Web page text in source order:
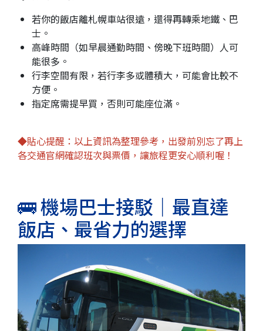
若你的飯店離札幌車站很遠，還得再轉乘地鐵、巴
士。
高峰時間（如早晨通勤時間、傍晚下班時間）人可
能很多。
行李空間有限，若行李多或體積大，可能會比較不
方便。
指定席需提早買，否則可能座位滿。
◆貼心提醒：以上資訊為整理參考，出發前別忘了再上
各交通官網確認班次與票價，讓旅程更安心順利喔！
🚌 機場巴士接駁｜最直達
飯店、最省力的選擇